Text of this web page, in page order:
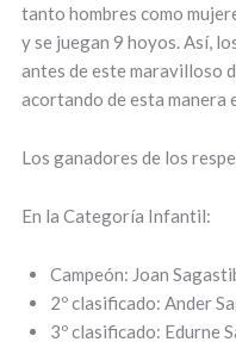
tanto hombres como
y se juegan 9 hoyos. Así,
antes de este maravilloso
acortando de esta manera
Los ganadores de los
En la Categoría Infantil:
Campeón: Joan
2º clasificado: Ander
3º clasificado: Edurne